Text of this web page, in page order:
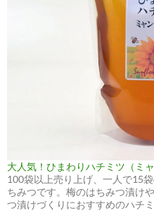
大人気！ひまわりハチミツ（ミ
100袋以上売り上げ、一人で15
ちみつです。梅のはちみつ漬け
つ漬けづくりにおすすめのハチミ